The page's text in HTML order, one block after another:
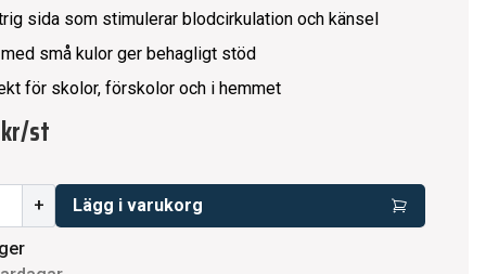
sida som stimulerar blodcirkulation och känsel
små kulor ger behagligt stöd
för skolor, förskolor och i hemmet
/st
+ Lägg i varukorg